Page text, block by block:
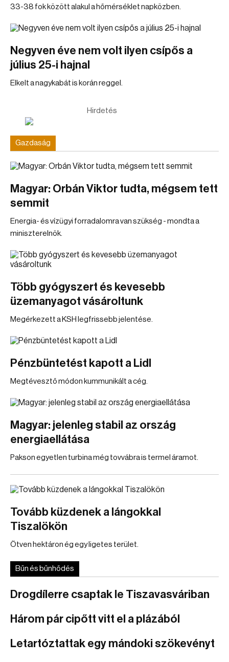
33-38 fok között alakul a hőmérséklet napközben.
Negyven éve nem volt ilyen csípős a
július 25-i hajnal
Elkelt a nagykabát is korán reggel.
Hirdetés
Gazdaság
Magyar: Orbán Viktor tudta, mégsem tett
semmit
Energia- és vízügyi forradalomra van szükség - mondta a
miniszterelnök.
Több gyógyszert és kevesebb
üzemanyagot vásároltunk
Megérkezett a KSH legfrissebb jelentése.
Pénzbüntetést kapott a Lidl
Megtévesztő módon kummunikált a cég.
Magyar: jelenleg stabil az ország
energiaellátása
Pakson egyetlen turbina még tovvábra is termel áramot.
Tovább küzdenek a lángokkal
Tiszalökön
Ötven hektáron ég egy ligetes terület.
Bűn és bűnhődés
Drogdílerre csaptak le Tiszavasváriban
Három pár cipőtt vitt el a plázából
Letartóztattak egy mándoki szökevényt